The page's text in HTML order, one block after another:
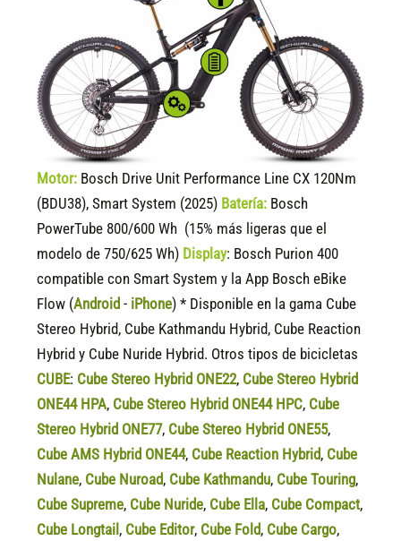
Motor: Bosch Drive Unit Performance Line CX 120Nm
(BDU38), Smart System (2025) Batería: Bosch
PowerTube 800/600 Wh (15% más ligeras que el
modelo de 750/625 Wh) Display: Bosch Purion 400
compatible con Smart System y la App Bosch eBike
Flow (Android - iPhone) * Disponible en la gama Cube
Stereo Hybrid, Cube Kathmandu Hybrid, Cube Reaction
Hybrid y Cube Nuride Hybrid. Otros tipos de bicicletas
CUBE: Cube Stereo Hybrid ONE22, Cube Stereo Hybrid
ONE44 HPA, Cube Stereo Hybrid ONE44 HPC, Cube
Stereo Hybrid ONE77, Cube Stereo Hybrid ONE55,
Cube AMS Hybrid ONE44, Cube Reaction Hybrid, Cube
Nulane, Cube Nuroad, Cube Kathmandu, Cube Touring,
Cube Supreme, Cube Nuride, Cube Ella, Cube Compact,
Cube Longtail , Cube Editor, Cube Fold, Cube Cargo,